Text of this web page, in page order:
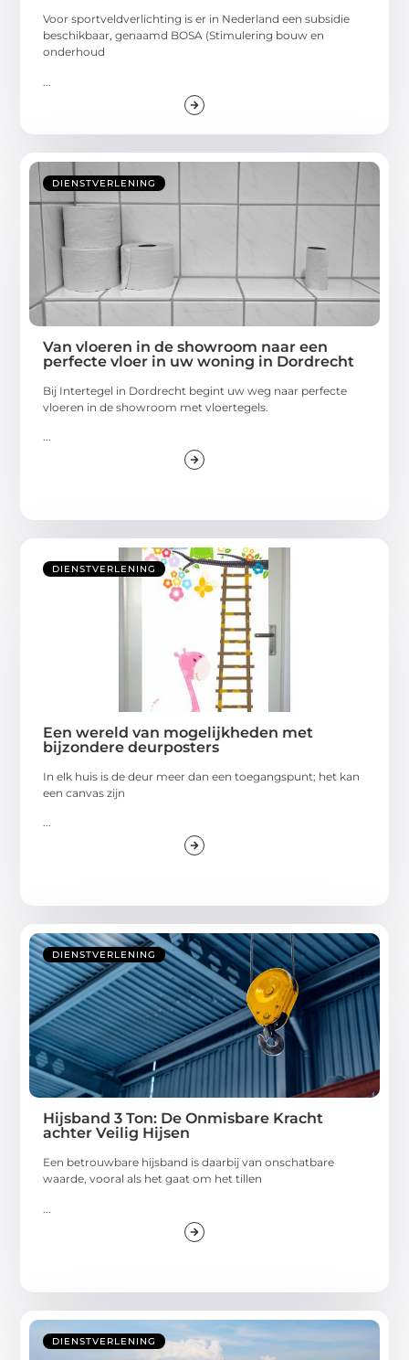
Voor sportveldverlichting is er in Nederland een subsidie
beschikbaar, genaamd BOSA (Stimulering bouw en
onderhoud
DIENSTVERLENING
Van vloeren in de showroom naar een
perfecte vloer in uw woning in Dordrecht
Bij Intertegel in Dordrecht begint uw weg naar perfecte
vloeren in de showroom met vloertegels.
DIENSTVERLENING
Een wereld van mogelijkheden met
bijzondere deurposters
In elk huis is de deur meer dan een toegangspunt; het kan
een canvas zijn
...
DIENSTVERLENING
Hijsband 3 Ton: De Onmisbare Kracht
achter Veilig Hijsen
Een betrouwbare hijsband is daarbij van onschatbare
waarde, vooral als het gaat om het tillen
DIENSTVERLENING